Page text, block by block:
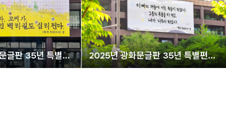
글판 35년 특별편
속았수다’
2025년 광화문글판 35년 특별편
넷플릭스 ‘폭싹 속았수다’